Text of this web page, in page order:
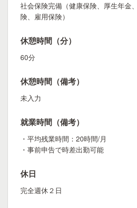
社会保険完備（健康保険、厚生年金
険、雇用保険）
休憩時間（分）
60分
休憩時間（備考）
未入力
就業時間（備考）
・平均残業時間：20時間/月
・事前申告で時差出勤可能
休日
完全週休２日